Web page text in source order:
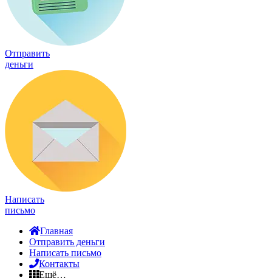
Отправить
деньги
Написать
письмо
Главная
Отправить деньги
Написать письмо
Контакты
Ещё…